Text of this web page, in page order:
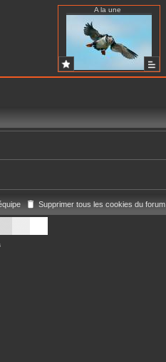
A la une
Supprimer tous les cookies du forum